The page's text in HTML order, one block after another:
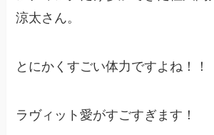
涼太さん。
とにかくすごい体力ですよね！！
ラヴィット愛がすごすぎます！